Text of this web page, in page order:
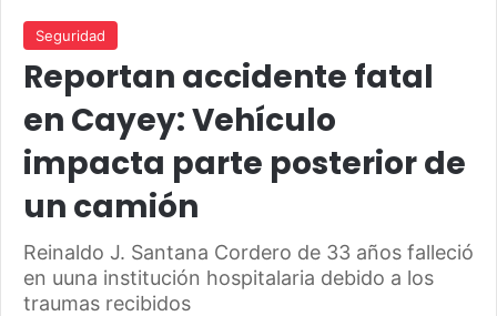
Seguridad
Reportan accidente fatal
en Cayey: Vehículo
impacta parte posterior de
un camión
Reinaldo J. Santana Cordero de 33 años falleció
en uuna institución hospitalaria debido a los
traumas recibidos